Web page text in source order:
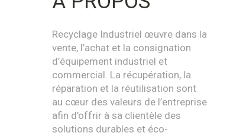
Recyclage Industriel œuvre dans la
vente, l’achat et la consignation
d’équipement industriel et
commercial. La récupération, la
réparation et la réutilisation sont
au cœur des valeurs de l’entreprise
afin d’offrir à sa clientèle des
solutions durables et éco-